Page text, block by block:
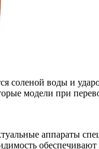
соленой воды и
модели при
аппараты